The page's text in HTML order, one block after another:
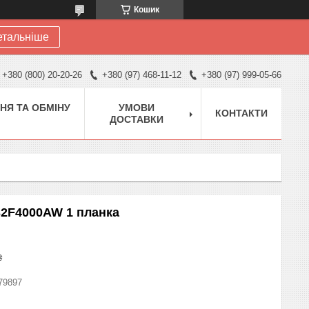
Кошик
+380 (800) 20-20-26 +380 (97) 468-11-12 +380 (97) 999-05-66
ТА ОБМІНУ
УМОВИ
ДОСТАВКИ
КОНТАКТИ
1 планка